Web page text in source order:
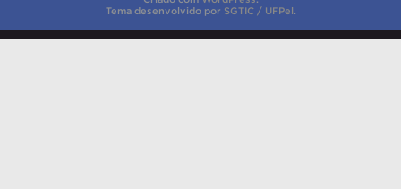
Tema desenvolvido por SGTIC / UFPel.